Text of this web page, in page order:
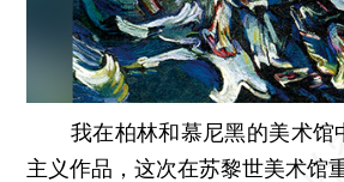
我在柏林和慕尼黑的美术馆
主义作品，这次在苏黎世美术馆